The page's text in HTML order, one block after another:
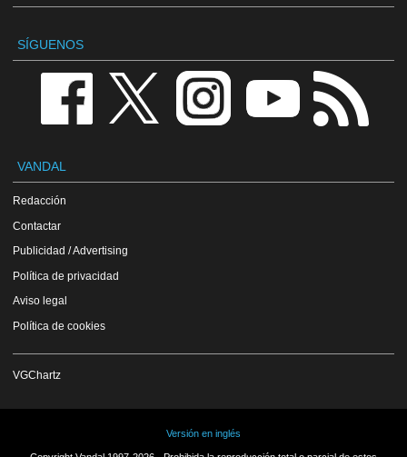
SÍGUENOS
VANDAL
Redacción
Contactar
Publicidad / Advertising
Política de privacidad
Aviso legal
Política de cookies
VGChartz
Versión en inglés